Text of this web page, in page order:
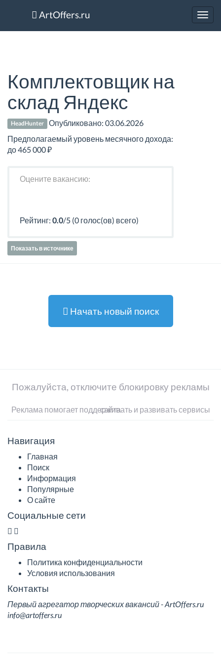
ArtOffers.ru
Комплектовщик на
склад Яндекс
HeadHunter Опубликовано:03.06.2026
Предполагаемый уровень месячного дохода:
до 465 000 ₽
Оцените вакансию:
Рейтинг: 0.0/5 (0 голос(ов) всего)
Показать в источнике
Начать новый поиск
Пожалуйста, отключите блокировку рекламы
Реклама помогает поддерживать и развивать сервисы сайта
Навигация
Главная
Поиск
Информация
Популярные
О сайте
Социальные сети
Правила
Политика конфиденциальности
Условия использования
Контакты
Первый агрегатор творческих вакансий - ArtOffers.ru
info@artoffers.ru